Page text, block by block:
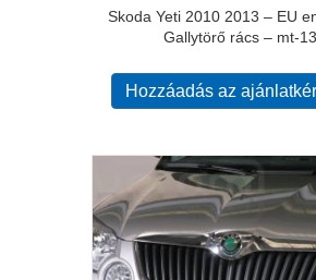
Skoda Yeti 2010 2013 – EU
Gallytörő rács – mt-
Hozzáadás az